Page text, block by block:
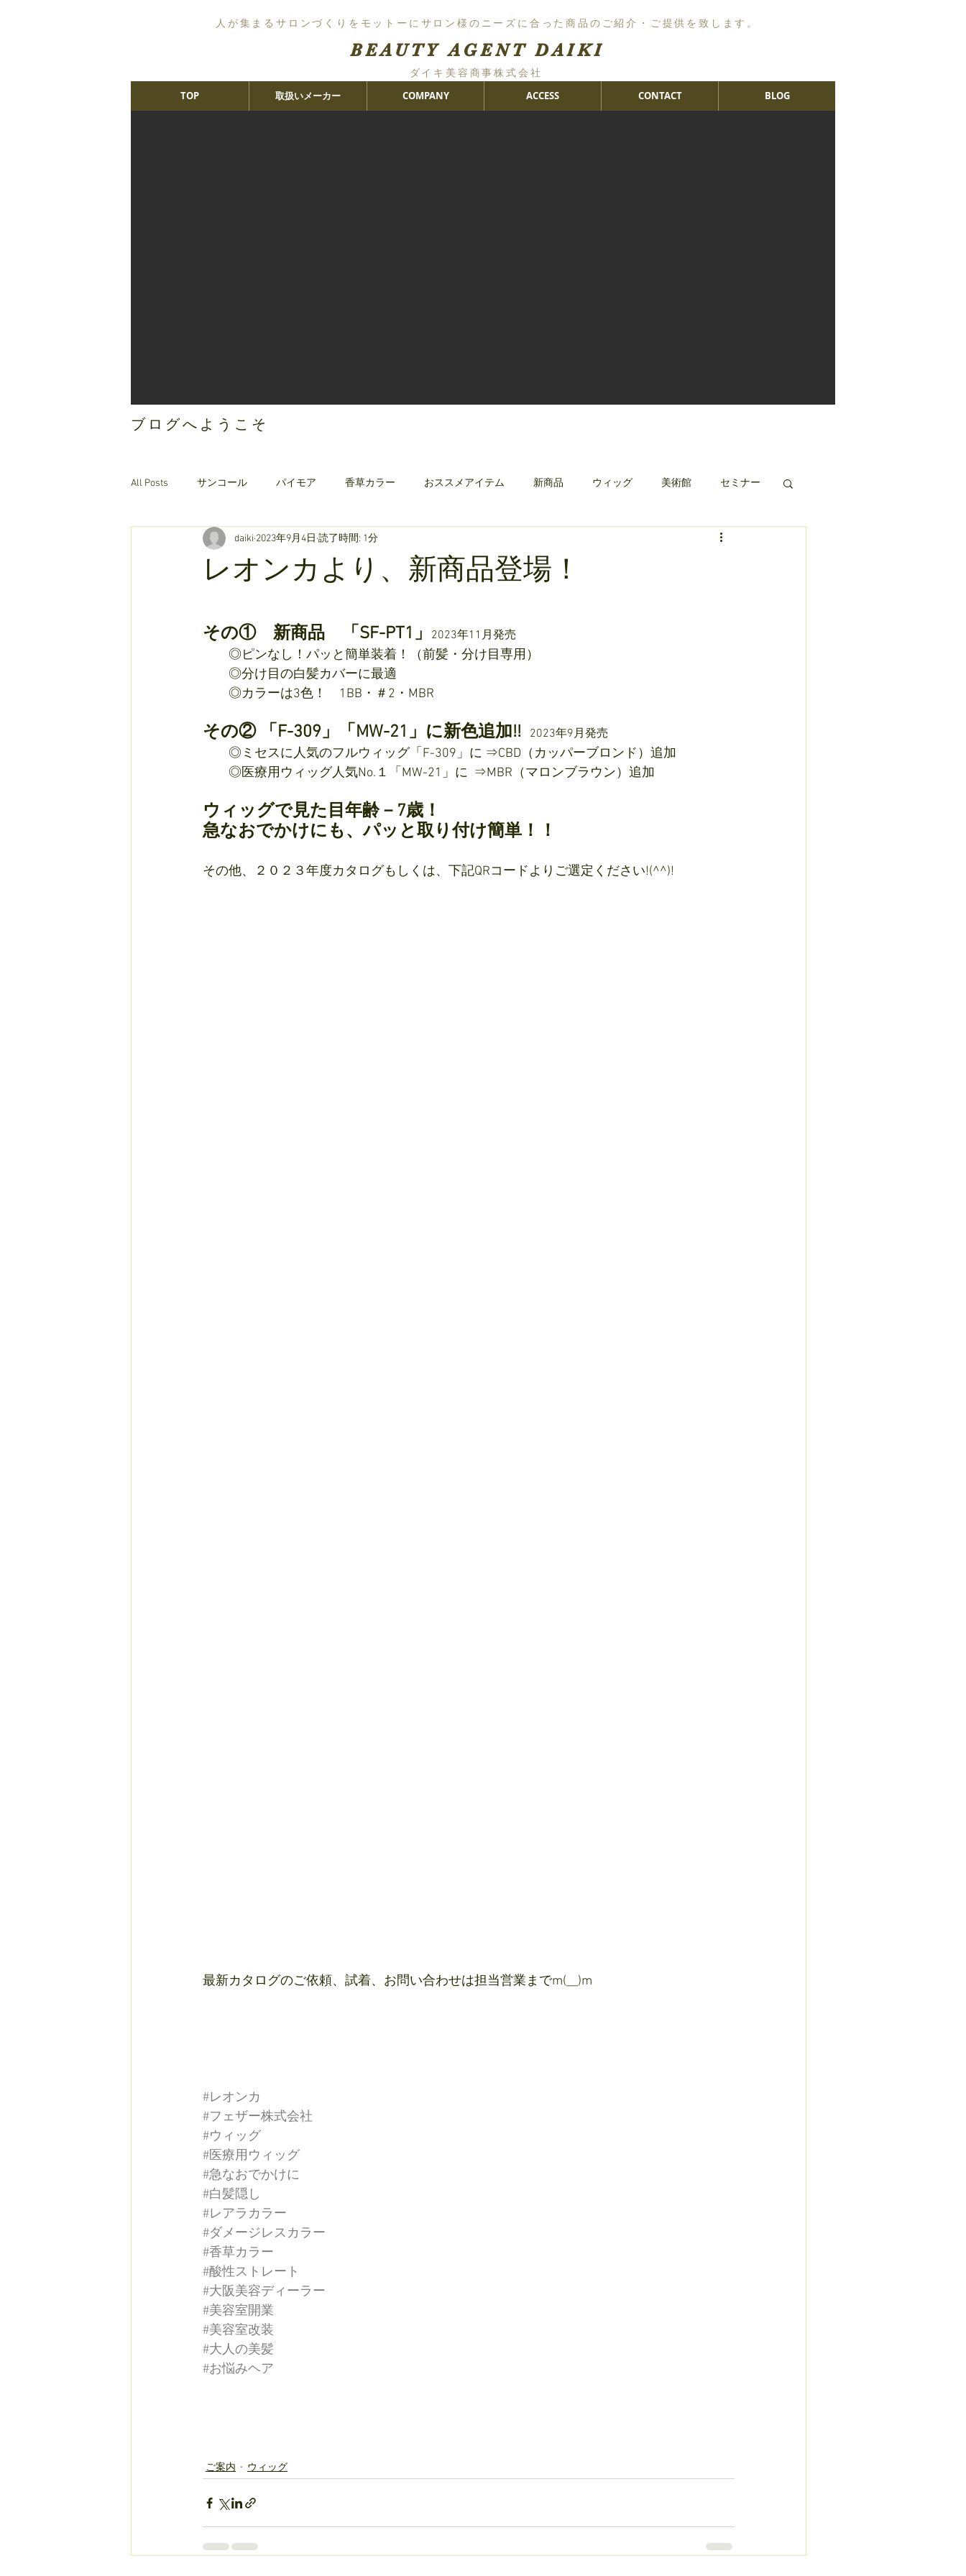
人が集まるサロンづくりをモットーにサロン様のニーズに合った商品のご紹介・ご提供を致します。
BEAUTY AGENT DAIKI
TOP 取扱いメーカー COMPANY ACCESS CONTACT BLOG
ダイキ美容商事株式会社
ブログへようこそ
All Posts サンコール パイモア 香草カラー おススメアイテム 新商品 ウィッグ 美術館 セミナー
オリジナルヘアケア クリレージュ
レオンカより、新商品登場！
daiki 2023年9月4日 読了時間: 1分
その①　新商品　「SF-PT1」 2023年11月発売
◎ピンなし！パッと簡単装着！（前髪・分け目専用）
◎分け目の白髪カバーに最適
◎カラーは3色！　1BB・＃2・MBR
その② 「F-309」「MW-21」に新色追加!! 2023年9月発売
◎ミセスに人気のフルウィッグ「F-309」に ⇒CBD（カッパーブロンド）追加
◎医療用ウィッグ人気No.１「MW-21」に  ⇒MBR（マロンブラウン）追加
ウィッグで見た目年齢－7歳！
急なおでかけにも、パッと取り付け簡単！！
その他、２０２３年度カタログもしくは、下記QRコードよりご選定ください!(^^)!
最新カタログのご依頼、試着、お問い合わせは担当営業までm(__)m
#レオンカ
#フェザー株式会社
#ウィッグ
#医療用ウィッグ
#急なおでかけに
#白髪隠し
#レアラカラー
#ダメージレスカラー
#香草カラー
#酸性ストレート
#大阪美容ディーラー
#美容室開業
#美容室改装
#大人の美髪
#お悩みヘア
ご案内 ウィッグ